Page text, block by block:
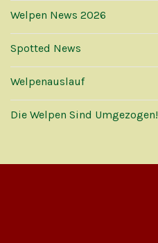
Welpen News 2026
Spotted News
Welpenauslauf
Die Welpen Sind Umgezogen!